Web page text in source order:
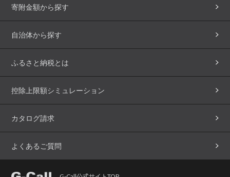
寄附金額から探す
自治体から探す
ふるさと納税とは
控除上限額シミュレーション
カタログ請求
よくあるご質問